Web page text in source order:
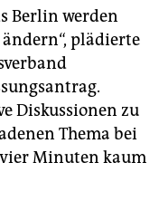
Berlin werden
plädierte
Diskussionen zu
Thema bei
Minuten kaum